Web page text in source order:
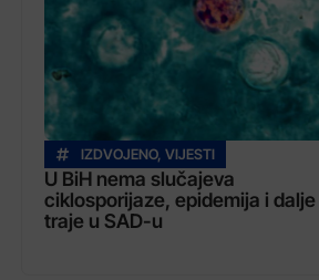
IZDVOJENO, VIJESTI
U BiH nema slučajeva
ciklosporijaze, epidemija i dalje
traje u SAD-u